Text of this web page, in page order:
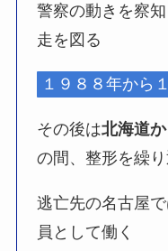
警察の動きを察
走を図る
１９８８年から
その後は北海道
の間、整形を繰
逃亡先の名古屋
員として働く